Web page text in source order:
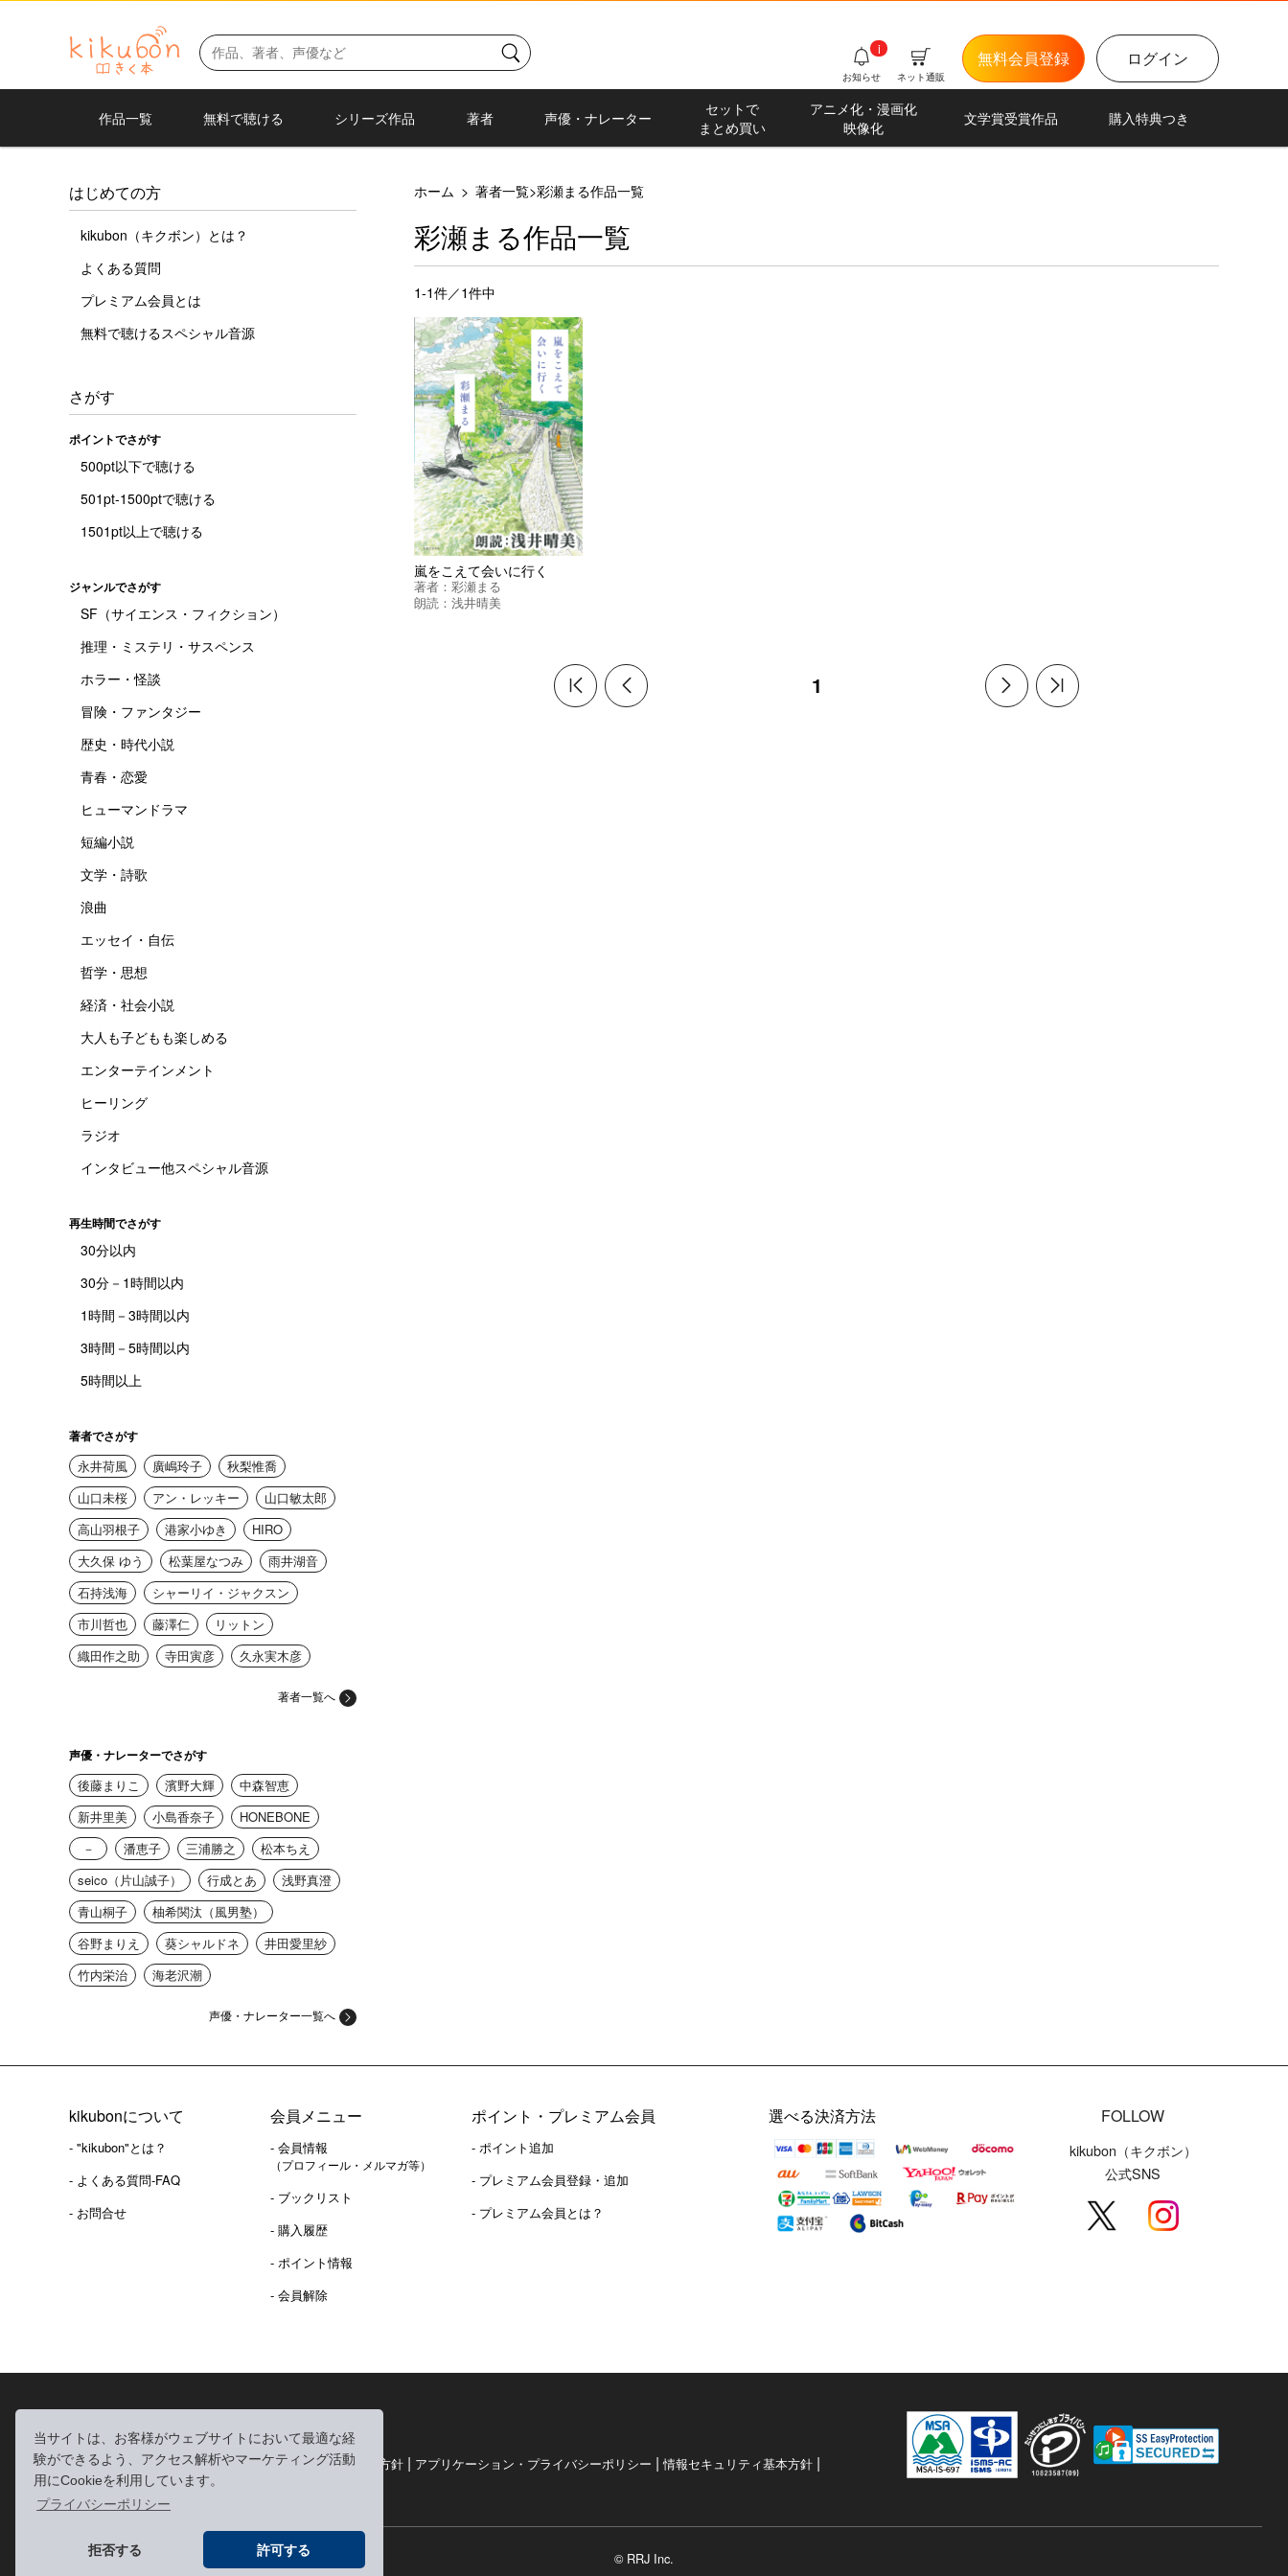
当サイトは、お客様がウェブサイトにおいて最適な経
験ができるよう、アクセス解析やマーケティング活動
用にCookieを利用しています。
プライバシーポリシー
拒否する 許可する
ログイン
無料会員登録
ネット通販
お知らせ
i
作品一覧 無料で聴ける シリーズ作品 著者 声優・ナレーター
セットで
まとめ買い
アニメ化・漫画化
映像化
文学賞受賞作品 購入特典つき
はじめての方
kikubon（キクボン）とは？
よくある質問
プレミアム会員とは
無料で聴けるスペシャル音源
さがす
ポイントでさがす
500pt以下で聴ける
501pt-1500ptで聴ける
1501pt以上で聴ける
ジャンルでさがす
SF（サイエンス・フィクション）
推理・ミステリ・サスペンス
ホラー・怪談
冒険・ファンタジー
歴史・時代小説
青春・恋愛
ヒューマンドラマ
短編小説
文学・詩歌
浪曲
エッセイ・自伝
哲学・思想
経済・社会小説
大人も子どもも楽しめる
エンターテインメント
ヒーリング
ラジオ
インタビュー他スペシャル音源
再生時間でさがす
30分以内
30分－1時間以内
1時間－3時間以内
3時間－5時間以内
5時間以上
著者でさがす
永井荷風 廣嶋玲子
秋梨惟喬
山口未桜
アン・レッキー
山口敏太郎
高山羽根子
港家小ゆき
HIRO
大久保 ゆう
松葉屋なつみ
雨井湖音
石持浅海
シャーリイ・ジャクスン
市川哲也
藤澤仁
リットン
織田作之助
寺田寅彦 久永実木彦
著者一覧へ
声優・ナレーターでさがす
後藤まりこ 濱野大輝
中森智恵
新井里美
小島香奈子
HONEBONE
－
潘恵子 三浦勝之
松本ちえ
seico（片山誠子）
行成とあ
浅野真澄
青山桐子
柚希関汰（風男塾）
谷野まりえ
葵シャルドネ
井田愛里紗
竹内栄治
海老沢潮
声優・ナレーター一覧へ
ホーム > 著者一覧>彩瀬まる作品一覧
彩瀬まる作品一覧
1-1件／1件中
嵐をこえて会いに行く
著者： 彩瀬まる
朗読： 浅井晴美
1
kikubonについて
- "kikubon"とは？
- よくある質問-FAQ
- お問合せ
会員メニュー
- 会員情報
（プロフィール・メルマガ等）
- ブックリスト
- 購入履歴
- ポイント情報
- 会員解除
ポイント・プレミアム会員
- ポイント追加
- プレミアム会員登録・追加
- プレミアム会員とは？
FOLLOW
kikubon（キクボン）
公式SNS
選べる決済方法
利用規約|個人情報の取り扱いについて| 個人情報保護方針 | アプリケーション・プライバシーポリシー |情報セキュリティ基本方針 |
特定商取引法に基づく表記
© RRJ Inc.